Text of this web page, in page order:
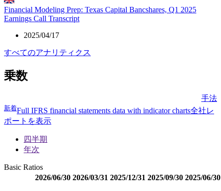
Financial Modeling Prep: Texas Capital Bancshares, Q1 2025
Earnings Call Transcript
2025/04/17
すべてのアナリティクス
乗数
手法
新着Full IFRS financial statements data with indicator charts全社レ
ポートを表示
四半期
年次
Basic Ratios
2026/06/30 2026/03/31 2025/12/31 2025/09/30 2025/06/30